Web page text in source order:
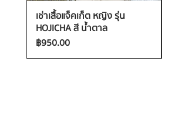
เช่าเสื้อแจ็คเก็ต หญิง รุ่น
HOJICHA สี น้ำตาล
ราคา
฿950.00